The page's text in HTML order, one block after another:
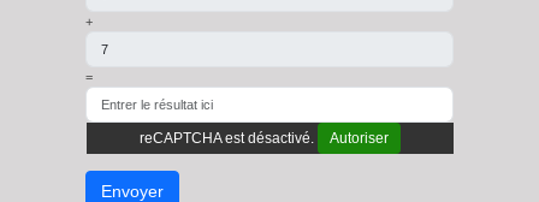
+
=
reCAPTCHA est désactivé. Autoriser
Envoyer